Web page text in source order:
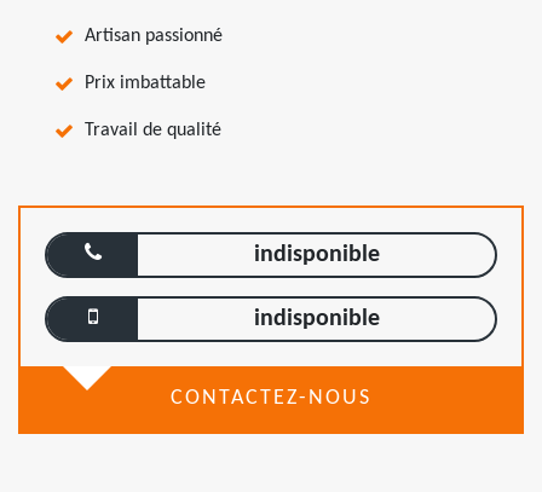
Artisan passionné
Prix imbattable
Travail de qualité
indisponible
indisponible
CONTACTEZ-NOUS